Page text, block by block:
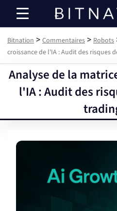
Bitnation > Commentaires > Robots
croissance de l'IA : Audit des risques
Analyse de la
l'IA : Audit des